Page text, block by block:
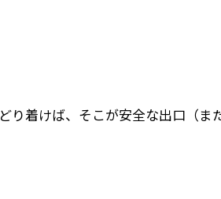
り着けば、そこが安全な出口（ま